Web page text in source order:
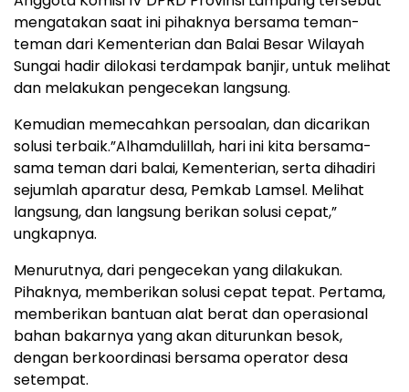
mengatakan saat ini pihaknya bersama teman-
teman dari Kementerian dan Balai Besar Wilayah
Sungai hadir dilokasi terdampak banjir, untuk melihat
dan melakukan pengecekan langsung.
Kemudian memecahkan persoalan, dan dicarikan
solusi terbaik.”Alhamdulillah, hari ini kita bersama-
sama teman dari balai, Kementerian, serta dihadiri
sejumlah aparatur desa, Pemkab Lamsel. Melihat
langsung, dan langsung berikan solusi cepat,”
ungkapnya.
Menurutnya, dari pengecekan yang dilakukan.
Pihaknya, memberikan solusi cepat tepat. Pertama,
memberikan bantuan alat berat dan operasional
bahan bakarnya yang akan diturunkan besok,
dengan berkoordinasi bersama operator desa
setempat.